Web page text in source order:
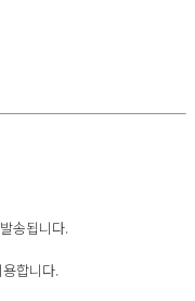
송됩니다.
합니다.